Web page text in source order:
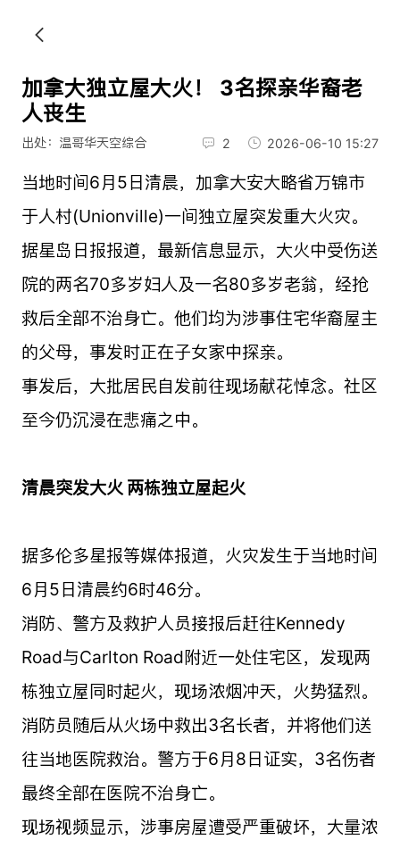
加拿大独立屋大火！ 3名探亲华裔老
人丧生
出处：温哥华天空综合 2 2026-06-10 15:27
当地时间6月5日清晨，加拿大安大略省万锦市
于人村(Unionville)一间独立屋突发重大火灾。
据星岛日报报道，最新信息显示，大火中受伤送
院的两名70多岁妇人及一名80多岁老翁，经抢
救后全部不治身亡。他们均为涉事住宅华裔屋主
的父母，事发时正在子女家中探亲。
事发后，大批居民自发前往现场献花悼念。社区
至今仍沉浸在悲痛之中。
清晨突发大火 两栋独立屋起火
据多伦多星报等媒体报道，火灾发生于当地时间
6月5日清晨约6时46分。
消防、警方及救护人员接报后赶往Kennedy
Road与Carlton Road附近一处住宅区，发现两
栋独立屋同时起火，现场浓烟冲天，火势猛烈。
消防员随后从火场中救出3名长者，并将他们送
往当地医院救治。警方于6月8日证实，3名伤者
最终全部在医院不治身亡。
现场视频显示，涉事房屋遭受严重破坏，大量浓